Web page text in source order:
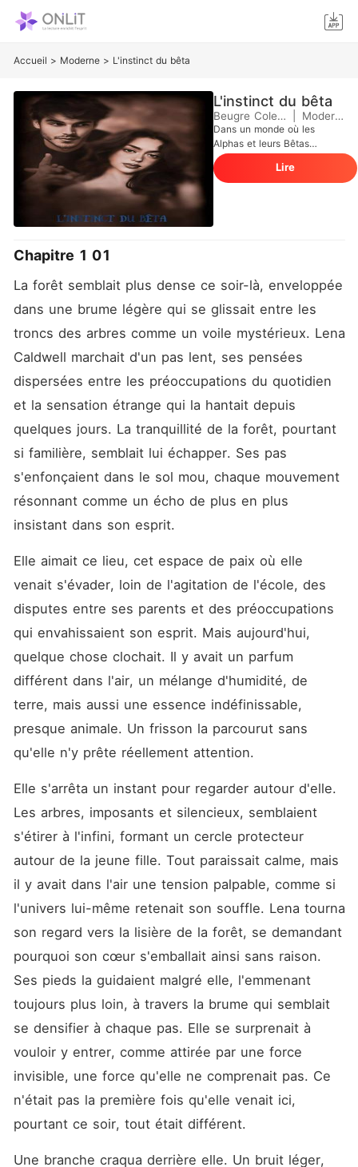
Accueil > Moderne > L'instinct du bêta
L'instinct du bêta
Beugre Colette Moderne
Dans un monde où les
Alphas et leurs Bêtas
parcourent les écoles à la
recherche de leur âme-
sœur, personne ne s'attend
Pourtant, cette fois, ce n'est
douce et discrète, vit une
existence ordinaire entre ses
amis, sa passion pour le
surnaturel et son amour
inconditionnel des animaux.
Loin d'imaginer que sa vie
pourrait basculer, elle ignore
tout du lien indéfectible qui
la lie désormais à un être
bien plus puissant qu'elle.
Lui, Bêta loyal et bras droit
de l'Alpha Liam, n'a jamais
cherché son âme-sœur. À
19 ans, il se satisfait
pleinement de son rôle au
sein de la meute, préférant
qu'un poids... jusqu'à ce qu'il
cette connexion ne sera pas
si simple. Comment aimer
sans se sentir enchaîné ?
Comment apprivoiser un
être libre ? Entre rejet,
attirance et instinct
possessif, leur histoire
pourrait bien tout
Lire
Chapitre 1 01
La forêt semblait plus dense ce soir-là, enveloppée
dans une brume légère qui se glissait entre les
troncs des arbres comme un voile mystérieux. Lena
Caldwell marchait d'un pas lent, ses pensées
dispersées entre les préoccupations du quotidien
et la sensation étrange qui la hantait depuis
quelques jours. La tranquillité de la forêt, pourtant
si familière, semblait lui échapper. Ses pas
s'enfonçaient dans le sol mou, chaque mouvement
résonnant comme un écho de plus en plus
insistant dans son esprit.
Elle aimait ce lieu, cet espace de paix où elle
venait s'évader, loin de l'agitation de l'école, des
disputes entre ses parents et des préoccupations
qui envahissaient son esprit. Mais aujourd'hui,
quelque chose clochait. Il y avait un parfum
différent dans l'air, un mélange d'humidité, de
terre, mais aussi une essence indéfinissable,
presque animale. Un frisson la parcourut sans
qu'elle n'y prête réellement attention.
Elle s'arrêta un instant pour regarder autour d'elle.
Les arbres, imposants et silencieux, semblaient
s'étirer à l'infini, formant un cercle protecteur
autour de la jeune fille. Tout paraissait calme, mais
il y avait dans l'air une tension palpable, comme si
l'univers lui-même retenait son souffle. Lena tourna
son regard vers la lisière de la forêt, se demandant
pourquoi son cœur s'emballait ainsi sans raison.
Ses pieds la guidaient malgré elle, l'emmenant
toujours plus loin, à travers la brume qui semblait
se densifier à chaque pas. Elle se surprenait à
vouloir y entrer, comme attirée par une force
invisible, une force qu'elle ne comprenait pas. Ce
n'était pas la première fois qu'elle venait ici,
pourtant ce soir, tout était différent.
Une branche craqua derrière elle. Un bruit léger,